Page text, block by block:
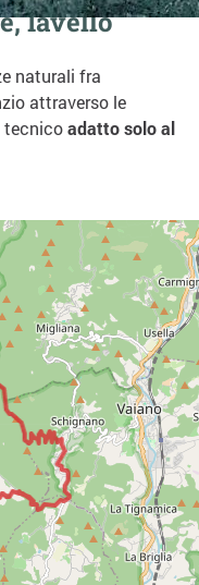
Iavello
naturali fra
attraverso le
tecnicoadatto solo al